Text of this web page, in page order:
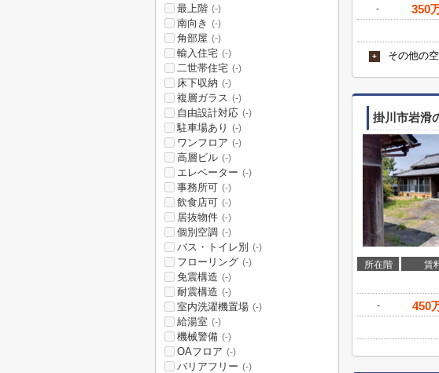
-
350
+ その他の
掛川市岩滑
所在階 賃
-
450
最上階 (-)
南向き (-)
角部屋 (-)
輸入住宅 (-)
二世帯住宅 (-)
床下収納 (-)
複層ガラス (-)
自由設計対応 (-)
駐車場あり (-)
ワンフロア (-)
高層ビル (-)
エレベーター (-)
事務所可 (-)
飲食店可 (-)
居抜物件 (-)
個別空調 (-)
バス・トイレ別 (-)
フローリング (-)
免震構造 (-)
耐震構造 (-)
室内洗濯機置場 (-)
給湯室 (-)
機械警備 (-)
OAフロア (-)
バリアフリー (-)